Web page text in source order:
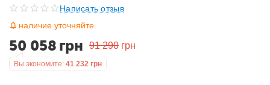
Написать отзыв
наличие уточняйте
91 290 грн
50 058 грн
Вы экономите: 41 232 грн